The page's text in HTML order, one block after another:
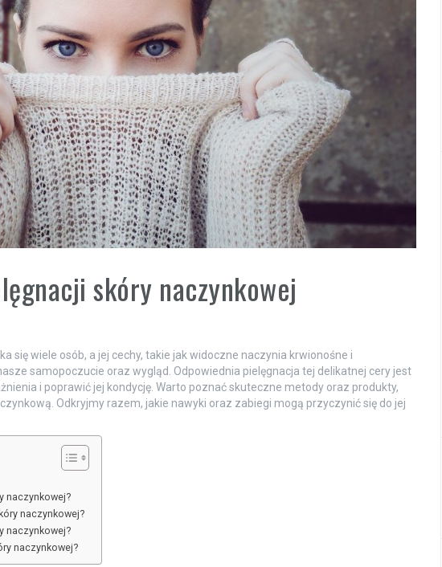
skóry naczynkowej
się wiele osób, a jej cechy, takie jak widoczne naczynia krwionośne i
samopoczucie oraz wygląd. Odpowiednia pielęgnacja tej delikatnej cery jest
i poprawić jej kondycję. Warto poznać skuteczne metody oraz produkty,
Odkryjmy razem, jakie nawyki oraz zabiegi mogą przyczynić się do jej
naczynkowej?
naczynkowej?
naczynkowej?
naczynkowej?